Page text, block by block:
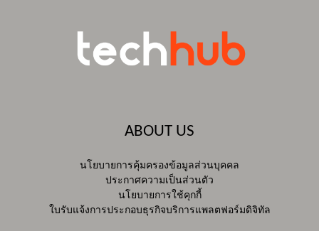
ABOUT US
นโยบายการคุ้มครองข้อมูลส่วนบุคคล
ประกาศความเป็นส่วนตัว
นโยบายการใช้คุกกี้
ใบรับแจ้งการประกอบธุรกิจบริการแพลตฟอร์มดิจิทัล